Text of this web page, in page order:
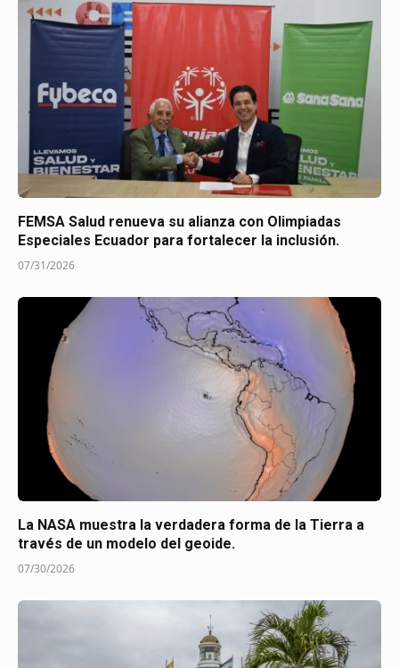
FEMSA Salud renueva su alianza con Olimpiadas
Especiales Ecuador para fortalecer la inclusión.
07/31/2026
La NASA muestra la verdadera forma de la Tierra a
través de un modelo del geoide.
07/30/2026